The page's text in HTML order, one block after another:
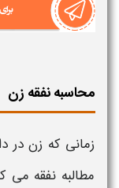
محاسبه نفقه زن
زمانی که زن در
مطالبه نفقه می